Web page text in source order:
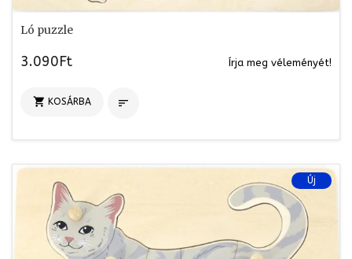
Ló puzzle
3.090Ft Írja meg véleményét!
 KOSÁRBA 
Új